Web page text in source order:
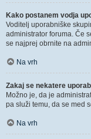
Kako postanem vodja
Voditelj uporabniške
administrator foruma. Če
se najprej obrnite na
Na vrh
Zakaj se nekatere
Možno je, da je
pa služi temu, da se med
Na vrh